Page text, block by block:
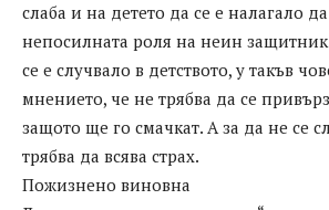
слаба и на детето да се е налагало
непосилната роля на неин
се е случвало в детството, у такъв
мнението, че не трябва да се
защото ще го смачкат. А за да не се
трябва да всява страх.
Пожизнено виновна